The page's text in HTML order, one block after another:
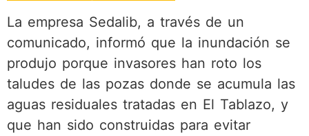
La empresa Sedalib, a través de un
comunicado, informó que la inundación se
produjo porque invasores han roto los
taludes de las pozas donde se acumula las
aguas residuales tratadas en El Tablazo, y
que han sido construidas para evitar